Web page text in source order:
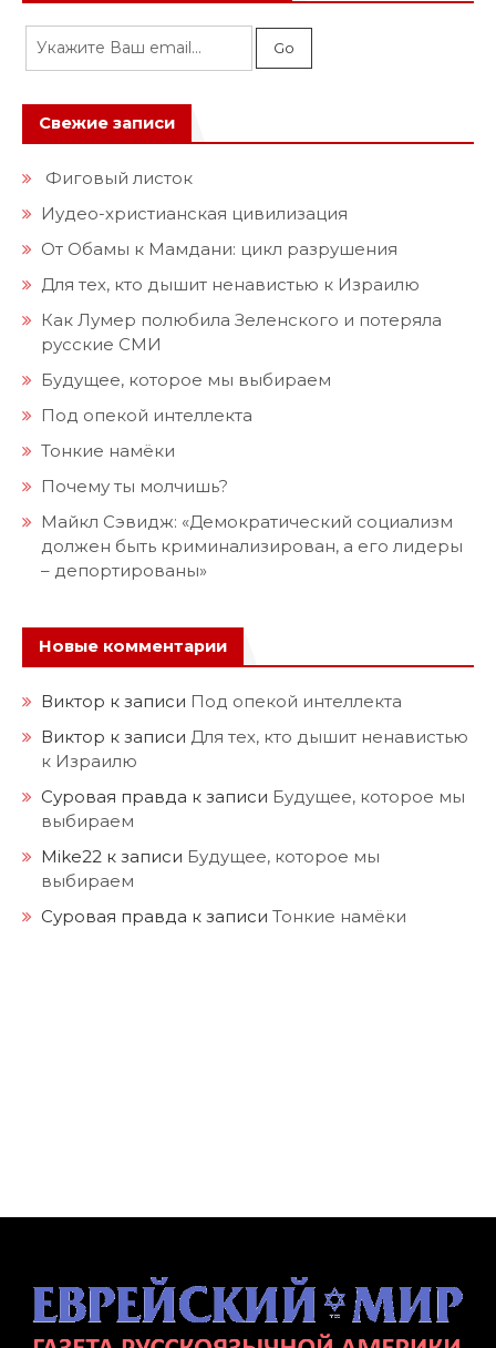
Свежие записи
Фиговый листок
Иудео-христианская цивилизация
От Обамы к Мамдани: цикл разрушения
Для тех, кто дышит ненавистью к Израилю
Как Лумер полюбила Зеленского и потеряла
русские СМИ
Будущее, которое мы выбираем
Под опекой интеллекта
Тонкие намёки
Почему ты молчишь?
Майкл Сэвидж: «Демократический социализм
должен быть криминализирован, а его лидеры
– депортированы»
Новые комментарии
Виктор к записи Под опекой интеллекта
Виктор к записи Для тех, кто дышит ненавистью
к Израилю
Суровая правда к записи Будущее, которое мы
выбираем
Mike22 к записи Будущее, которое мы
выбираем
Суровая правда к записи Тонкие намёки